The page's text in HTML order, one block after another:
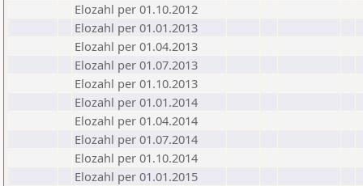
Elozahl per 01.10.2012
Elozahl per 01.01.2013
Elozahl per 01.04.2013
Elozahl per 01.07.2013
Elozahl per 01.10.2013
Elozahl per 01.01.2014
Elozahl per 01.04.2014
Elozahl per 01.07.2014
Elozahl per 01.10.2014
Elozahl per 01.01.2015